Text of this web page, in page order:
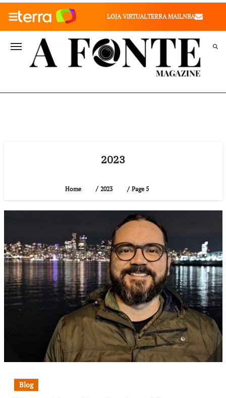
010" />
LOJA VIRTUALTERRA MAILNBA
2023
Home 2023 Page 5
Blog